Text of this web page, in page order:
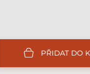
PŘIDAT DO